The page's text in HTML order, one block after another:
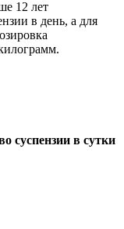
12 лет
в день, а для
суспензии в сутки